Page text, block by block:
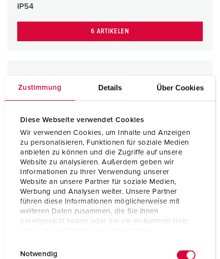
Zustimmung Details Über Cookies
Diese Webseite verwendet Cookies
Wir verwenden Cookies, um Inhalte und Anzeigen
zu personalisieren, Funktionen für soziale Medien
anbieten zu können und die Zugriffe auf unsere
Website zu analysieren. Außerdem geben wir
Informationen zu Ihrer Verwendung unserer
Website an unsere Partner für soziale Medien,
Werbung und Analysen weiter. Unsere Partner
führen diese Informationen möglicherweise mit
weiteren Daten zusammen, die Sie ihnen
bereitgestellt haben oder die sie im Rahmen Ihrer
Notwendig
IP54
6 ARTIKELEN